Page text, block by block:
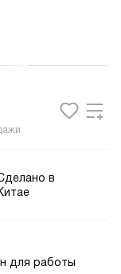
в
для работы